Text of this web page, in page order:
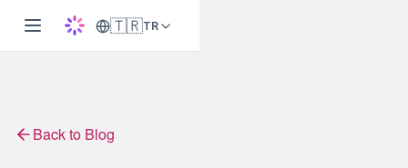
🇹🇷TR
Back to Blog